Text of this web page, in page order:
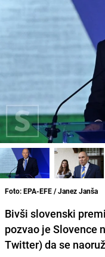
Foto: EPA-EFE / Janez Janša
Bivši slovenski
pozvao je Slovence
Twitter) da se